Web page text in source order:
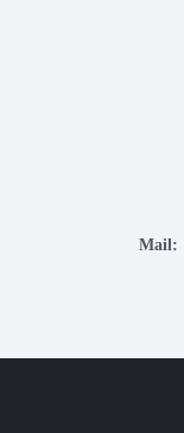
Mail: